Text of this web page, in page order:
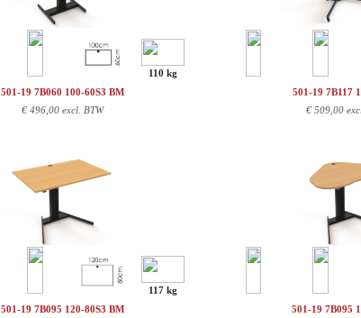
110 kg
501-19 7B060 100-60S3 BM
€ 496,00 excl. BTW
501-19 7B117
€509,00
117 kg
501-19 7B095 120-80S3 BM
501-19 7B095